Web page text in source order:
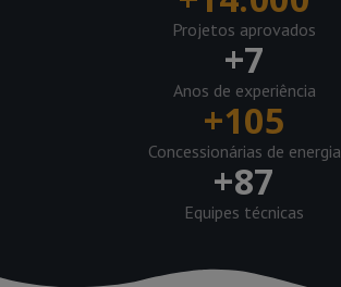
Projetos aprovados
+7
Anos de experiência
+105
Concessionárias de energia
+87
Equipes técnicas